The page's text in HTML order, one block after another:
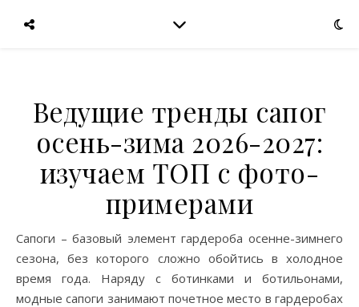
Ведущие тренды сапог
осень-зима 2026-2027:
изучаем ТОП с фото-
примерами
Сапоги – базовый элемент гардероба осенне-зимнего
сезона, без которого сложно обойтись в холодное
время года. Наряду с ботинками и ботильонами,
модные сапоги занимают почетное место в гардеробах